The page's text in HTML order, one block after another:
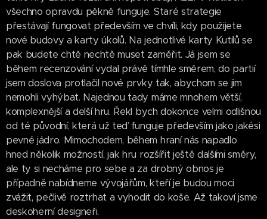
všechno opravdu pěkně funguje. Staré strategie
přestávají fungovat především ve chvíli, kdy použijete
nové budovy a karty úkolů. Na jednotlivé karty Kutilů se
pak budete chtě nechtě muset zaměřit. Já jsem se
během recenzování vydal právě tímhle směrem, do partií
jsem doslova protlačil nové prvky tak, abychom se jim
nemohli vyhýbat. Najednou tady máme mnohem větší,
komplexnější a delší hru. Řekl bych dokonce velmi odlišnou
od té původní, která už teď funguje především jako jakési
pevné jádro. Mimochodem, během hraní nás napadlo
hned několik možností, jak hru rozšířit ještě dalšími směry,
ale ty si necháme pro sebe a za drobný obnos je
případně nabídneme vývojářům, kteří je budou moci
zvážit, pečlivě roztrhat a vyhodit do koše. Až takoví jsme
deskoherní designeři.